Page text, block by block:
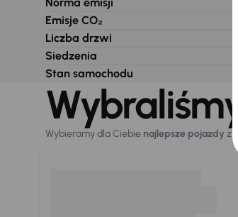
Emisje CO₂
Liczba drzwi
Siedzenia
Stan samochodu
Wybieramy dla Ciebie najlepsze pojazdy z